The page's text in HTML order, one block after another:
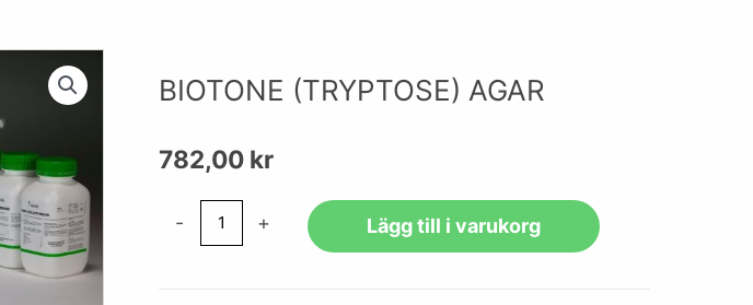
BIOTONE (TRYPTOSE) AGAR
782,00 kr
- + Lägg till i varukorg